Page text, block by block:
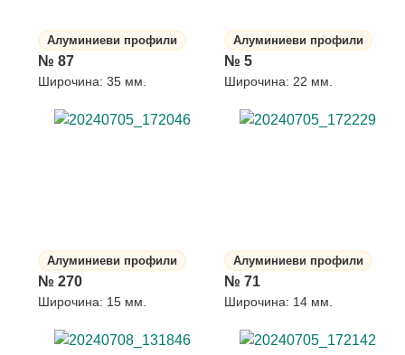
Алуминиеви профили
№ 87
Широчина: 35 мм.
Алуминиеви профили
№ 5
Широчина: 22 мм.
Алуминиеви профили
№ 270
Широчина: 15 мм.
Алуминиеви профили
№ 71
Широчина: 14 мм.